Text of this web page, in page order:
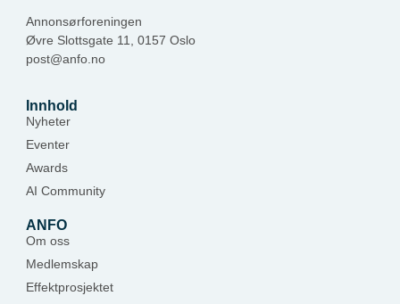
Annonsørforeningen
Øvre Slottsgate 11, 0157 Oslo
post@anfo.no
Innhold
Nyheter
Eventer
Awards
AI Community
ANFO
Om oss
Medlemskap
Effektprosjektet